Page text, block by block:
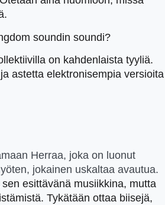
soundin soundi?
on kahdenlaista tyyliä.
astetta elektronisempia versioita
Herraa, joka on luonut
jokainen uskaltaa avautua.
esittävänä musiikkina, mutta
Tykätään ottaa biisejä,